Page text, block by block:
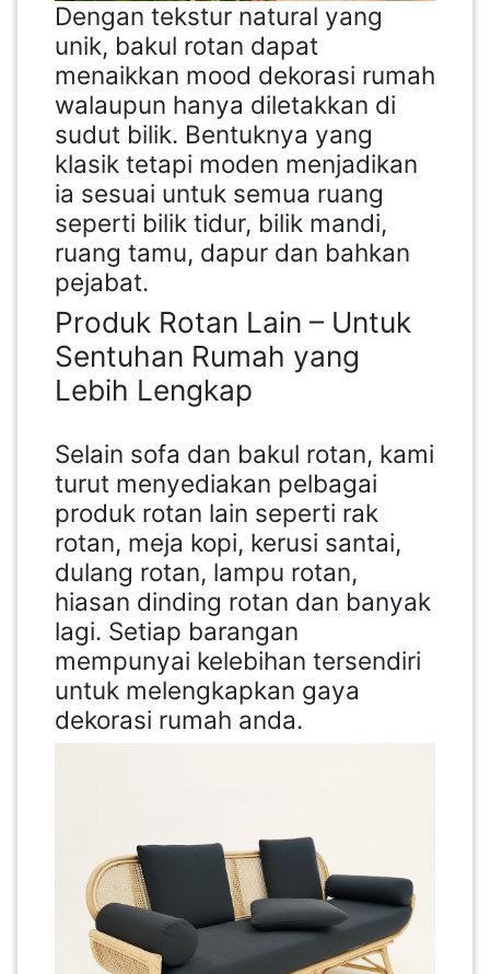
Dengan tekstur natural yang
unik, bakul rotan dapat
menaikkan mood dekorasi rumah
walaupun hanya diletakkan di
sudut bilik. Bentuknya yang
klasik tetapi moden menjadikan
ia sesuai untuk semua ruang
seperti bilik tidur, bilik mandi,
ruang tamu, dapur dan bahkan
pejabat.
Produk Rotan Lain – Untuk
Sentuhan Rumah yang
Lebih Lengkap
Selain sofa dan bakul rotan, kami
turut menyediakan pelbagai
produk rotan lain seperti rak
rotan, meja kopi, kerusi santai,
dulang rotan, lampu rotan,
hiasan dinding rotan dan banyak
lagi. Setiap barangan
mempunyai kelebihan tersendiri
untuk melengkapkan gaya
dekorasi rumah anda.